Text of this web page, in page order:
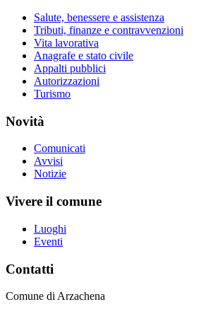
Salute, benessere e assistenza
Tributi, finanze e contravvenzioni
Vita lavorativa
Anagrafe e stato civile
Appalti pubblici
Autorizzazioni
Turismo
Novità
Comunicati
Avvisi
Notizie
Vivere il comune
Luoghi
Eventi
Contatti
Comune di Arzachena